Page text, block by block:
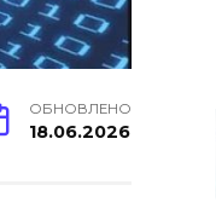
ОБНОВЛЕНО
18.06.2026